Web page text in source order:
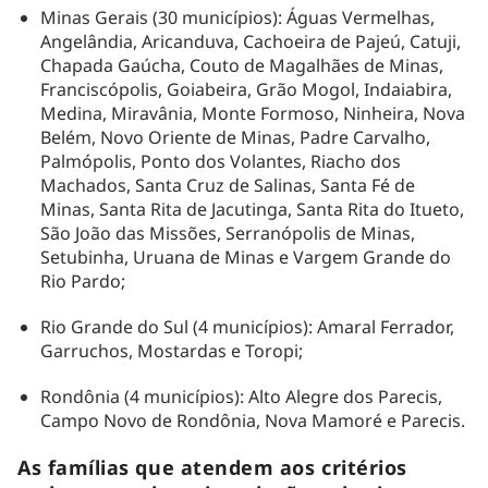
Minas Gerais (30 municípios): Águas Vermelhas,
Angelândia, Aricanduva, Cachoeira de Pajeú, Catuji,
Chapada Gaúcha, Couto de Magalhães de Minas,
Franciscópolis, Goiabeira, Grão Mogol, Indaiabira,
Medina, Miravânia, Monte Formoso, Ninheira, Nova
Belém, Novo Oriente de Minas, Padre Carvalho,
Palmópolis, Ponto dos Volantes, Riacho dos
Machados, Santa Cruz de Salinas, Santa Fé de
Minas, Santa Rita de Jacutinga, Santa Rita do Itueto,
São João das Missões, Serranópolis de Minas,
Setubinha, Uruana de Minas e Vargem Grande do
Rio Pardo;
Rio Grande do Sul (4 municípios): Amaral Ferrador,
Garruchos, Mostardas e Toropi;
Rondônia (4 municípios): Alto Alegre dos Parecis,
Campo Novo de Rondônia, Nova Mamoré e Parecis.
As famílias que atendem aos critérios